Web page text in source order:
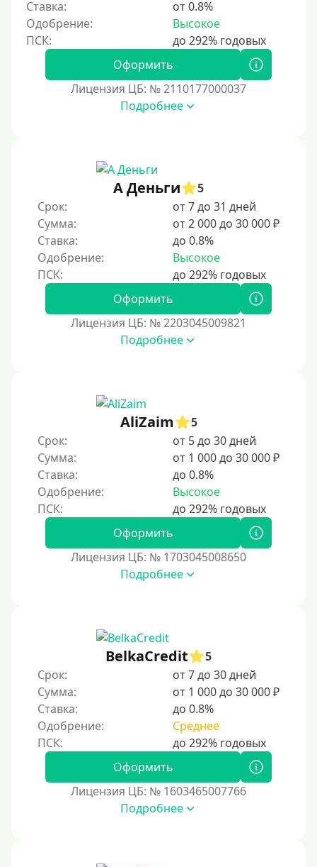
Ставка:
от 0.8%
Одобрение:
Высокое
Оформить
Лицензия ЦБ: № 2110177000037
Подробнее
А Деньги
5
Срок:
от 7 до 31 дней
Сумма:
от 2 000 до 30 000 ₽
Ставка:
до 0.8%
Одобрение:
Высокое
Оформить
Лицензия ЦБ: № 2203045009821
Подробнее
AliZaim
5
Срок:
от 5 до 30 дней
Сумма:
от 1 000 до 30 000 ₽
Ставка:
до 0.8%
Одобрение:
Высокое
Оформить
Лицензия ЦБ: № 1703045008650
Подробнее
BelkaCredit
5
Срок:
от 7 до 30 дней
Сумма:
от 1 000 до 30 000 ₽
Ставка:
до 0.8%
Одобрение:
Среднее
Оформить
Лицензия ЦБ: № 1603465007766
Подробнее